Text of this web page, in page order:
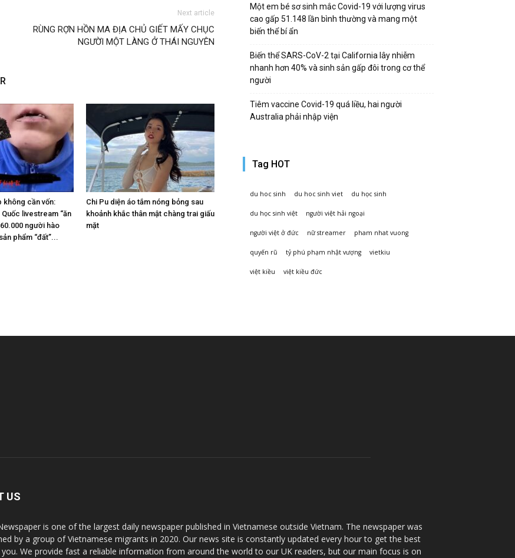
Next article
RÙNG RỢN HỒN MA ĐỊA CHỦ GIẾT MẤY CHỤC
NGƯỜI MỘT LÀNG Ở THÁI NGUYÊN
không cần vốn:
livestream “ăn
người hào
phẩm “đất”...
Chi Pu diện áo tắm nóng bỏng sau
khoảnh khắc thân mật chàng trai giấu
mặt
Một em bé sơ sinh mắc Covid-19 với lượng virus
cao gấp 51.148 lần bình thường và mang một
biến thể bí ẩn
Biến thể SARS-CoV-2 tại California lây nhiễm
nhanh hơn 40% và sinh sản gấp đôi trong cơ thể
người
Tiêm vaccine Covid-19 quá liều, hai người
Australia phải nhập viện
Tag HOT
du hoc sinh du hoc sinh viet du học sinh
du học sinh việt người việt hải ngoại
người việt ở đức nữ streamer pham nhat vuong
quyến rũ tỷ phú phạm nhật vượng vietkiu
việt kiều việt kiều đức
US
is one of the largest daily newspaper published in Vietnamese outside Vietnam. The newspaper was
by a group of Vietnamese migrants in 2020. Our news site is constantly updated every hour to get the best
We provide fast a reliable information from around the world to our UK readers, but our main focus is on